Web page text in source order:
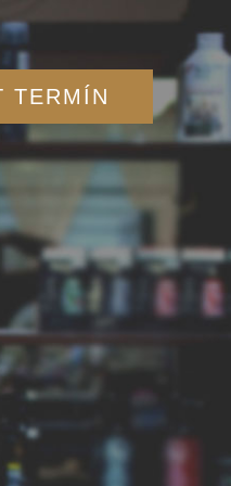
TERMÍN